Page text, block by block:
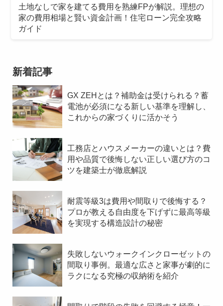
土地なしで家を建てる費用を熟練FPが解説。理想の
家の費用相場と賢い資金計画！住宅ローン完全攻略
ガイド
新着記事
GX ZEHとは？補助金は受けられる？蓄
電池が必須になる新しい基準を理解し、
これからの家づくりに活かそう
工務店とハウスメーカーの違いとは？費
用や品質で後悔しない正しい選び方のコ
ツを建築士が徹底解説
耐震等級3は費用や間取りで後悔する？
プロが教える自由度を下げずに最高等級
を実現する構造設計の秘密
失敗しないウォークインクローゼットの
間取り事例。最適な広さと家事が劇的に
ラクになる究極の収納術を紹介